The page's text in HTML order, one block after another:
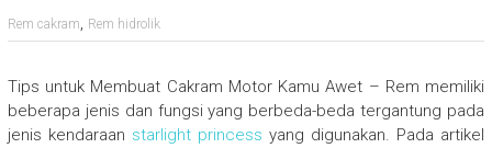
Rem cakram, Rem hidrolik
Tips untuk Membuat Cakram Motor Kamu Awet – Rem memiliki
beberapa jenis dan fungsi yang berbeda-beda tergantung pada
jenis kendaraan starlight princess yang digunakan. Pada artikel